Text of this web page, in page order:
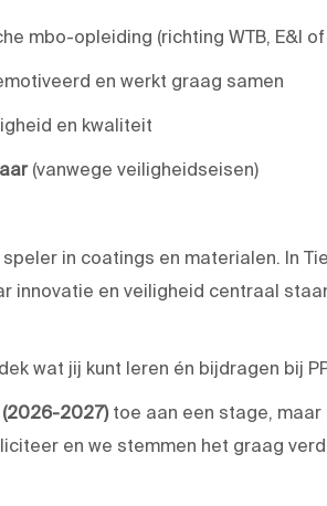
mbo-opleiding (richting WTB, E&I of
en werkt graag samen
en kwaliteit
(vanwege veiligheidseisen)
in coatings en materialen. In
innovatie en veiligheid centraal
wat jij kunt leren én bijdragen bij
(2026-2027) toe aan een stage,
en we stemmen het graag